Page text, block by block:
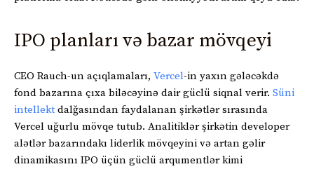
IPO planları və bazar mövqeyi
CEO Rauch-un açıqlamaları, Vercel-in yaxın gələcəkdə
fond bazarına çıxa biləcəyinə dair güclü siqnal verir. Süni
intellekt dalğasından faydalanan şirkətlər sırasında
Vercel uğurlu mövqe tutub. Analitiklər şirkətin developer
alətlər bazarındakı liderlik mövqeyini və artan gəlir
dinamikasını IPO üçün güclü arqumentlər kimi